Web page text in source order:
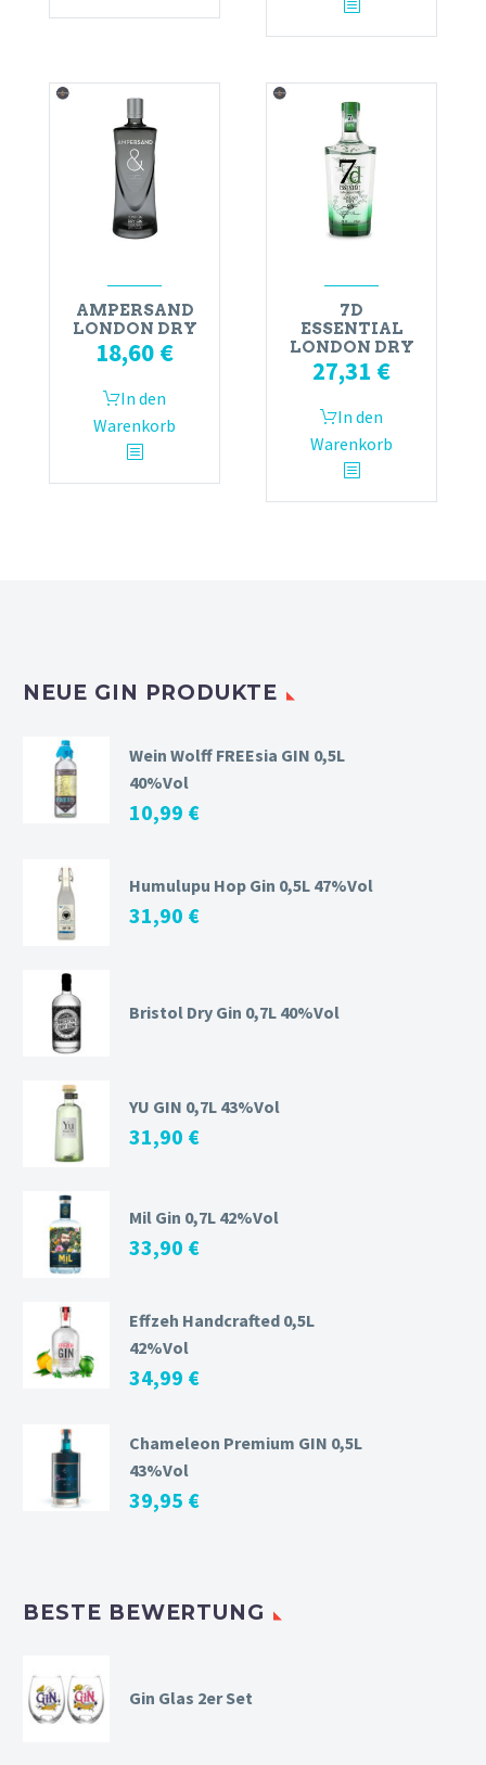
AMPERSAND
LONDON DRY
18,60 €
In den
Warenkorb
7D
ESSENTIAL
LONDON DRY
27,31 €
In den
Warenkorb
NEUE GIN PRODUKTE
Wein Wolff FREEsia GIN 0,5L
40%Vol
10,99 €
Humulupu Hop Gin 0,5L 47%Vol
31,90 €
Bristol Dry Gin 0,7L 40%Vol
YU GIN 0,7L 43%Vol
31,90 €
Mil Gin 0,7L 42%Vol
33,90 €
Effzeh Handcrafted 0,5L
42%Vol
34,99 €
Chameleon Premium GIN 0,5L
43%Vol
39,95 €
BESTE BEWERTUNG
Gin Glas 2er Set